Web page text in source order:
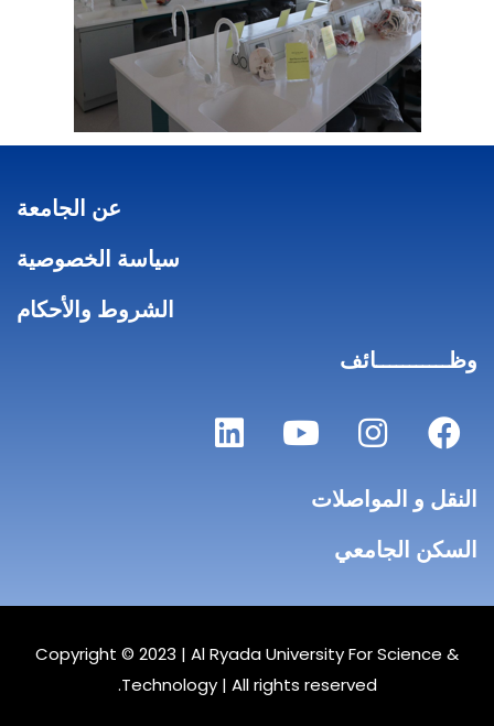
عن الجامعة
سياسة الخصوصية
الشروط والأحكام
وظـــــــــــائف
النقل و المواصلات
السكن الجامعي
Copyright © 2023 | Al Ryada University For Science &
Technology| All rights reserved.